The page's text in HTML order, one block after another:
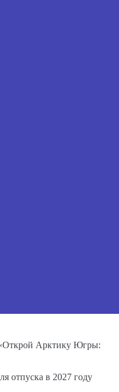
Арктику Югры:
отпуска в 2027 году